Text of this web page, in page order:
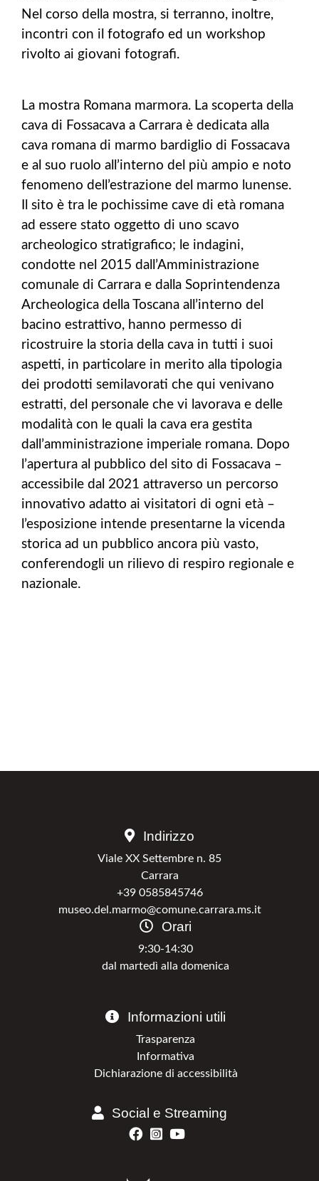
Nel corso della mostra, si terranno, inoltre,
incontri con il fotografo ed un workshop
rivolto ai giovani fotografi.
La mostra Romana marmora. La scoperta della
cava di Fossacava a Carrara è dedicata alla
cava romana di marmo bardiglio di Fossacava
e al suo ruolo all’interno del più ampio e noto
fenomeno dell’estrazione del marmo lunense.
Il sito è tra le pochissime cave di età romana
ad essere stato oggetto di uno scavo
archeologico stratigrafico; le indagini,
condotte nel 2015 dall’Amministrazione
comunale di Carrara e dalla Soprintendenza
Archeologica della Toscana all’interno del
bacino estrattivo, hanno permesso di
ricostruire la storia della cava in tutti i suoi
aspetti, in particolare in merito alla tipologia
dei prodotti semilavorati che qui venivano
estratti, del personale che vi lavorava e delle
modalità con le quali la cava era gestita
dall’amministrazione imperiale romana. Dopo
l’apertura al pubblico del sito di Fossacava –
accessibile dal 2021 attraverso un percorso
innovativo adatto ai visitatori di ogni età –
l’esposizione intende presentarne la vicenda
storica ad un pubblico ancora più vasto,
conferendogli un rilievo di respiro regionale e
nazionale.
Indirizzo
Viale XX Settembre n. 85
Carrara
+39 0585845746
museo.del.marmo@comune.carrara.ms.it
Orari
9:30-14:30
dal martedì alla domenica
Informazioni utili
Trasparenza
Informativa
Dichiarazione di accessibilità
Social e Streaming